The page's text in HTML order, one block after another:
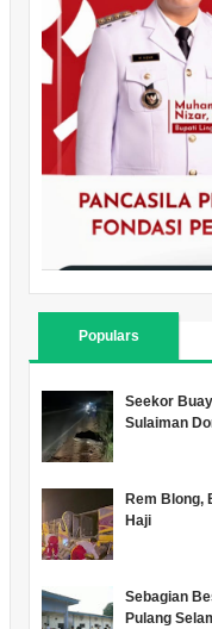
Populars
Seekor
Sulaiman
Rem Blong,
Haji
Sebagian
Pulang